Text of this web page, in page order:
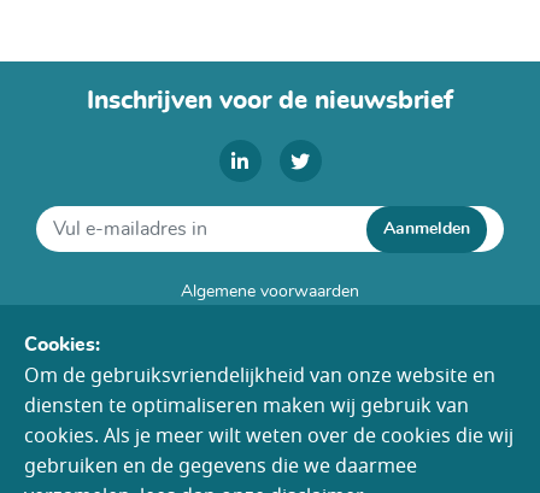
Inschrijven voor de nieuwsbrief
Aanmelden
Algemene voorwaarden
Colofon
Toegankelijkheid
Cookies:
Om de gebruiksvriendelijkheid van onze website en
diensten te optimaliseren maken wij gebruik van
cookies. Als je meer wilt weten over de cookies die wij
gebruiken en de gegevens die we daarmee